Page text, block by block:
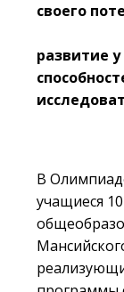
своего
развитие
В
учащиеся